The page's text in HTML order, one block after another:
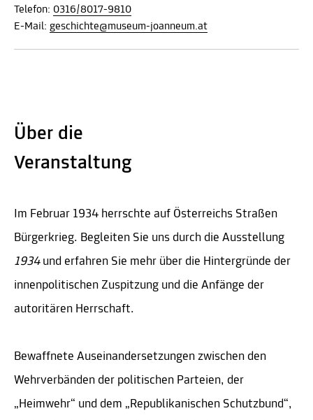
Telefon: 0316/8017-9810
E-Mail: geschichte@museum-joanneum.at
Über die
Veranstaltung
Im Februar 1934 herrschte auf Österreichs Straßen
Bürgerkrieg. Begleiten Sie uns durch die Ausstellung
1934 und erfahren Sie mehr über die Hintergründe der
innenpolitischen Zuspitzung und die Anfänge der
autoritären Herrschaft.
Bewaffnete Auseinandersetzungen zwischen den
Wehrverbänden der politischen Parteien, der
„Heimwehr“ und dem „Republikanischen Schutzbund“,